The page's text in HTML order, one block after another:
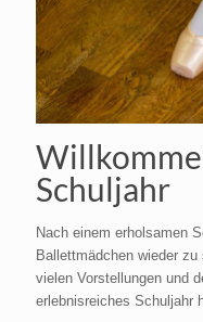
Schuljahr
Nach einem erholsamen
Ballettmädchen wieder
vielen Vorstellungen und
erlebnisreiches Schuljahr